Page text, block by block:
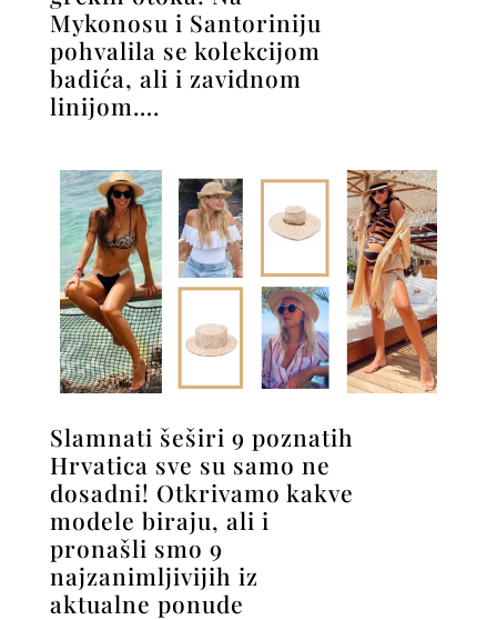
Mykonosu i Santoriniju
pohvalila se kolekcijom
badića, ali i zavidnom
linijom….
Slamnati šeširi 9 poznatih
Hrvatica sve su samo ne
dosadni! Otkrivamo kakve
modele biraju, ali i
pronašli smo 9
najzanimljivijih iz
aktualne ponude